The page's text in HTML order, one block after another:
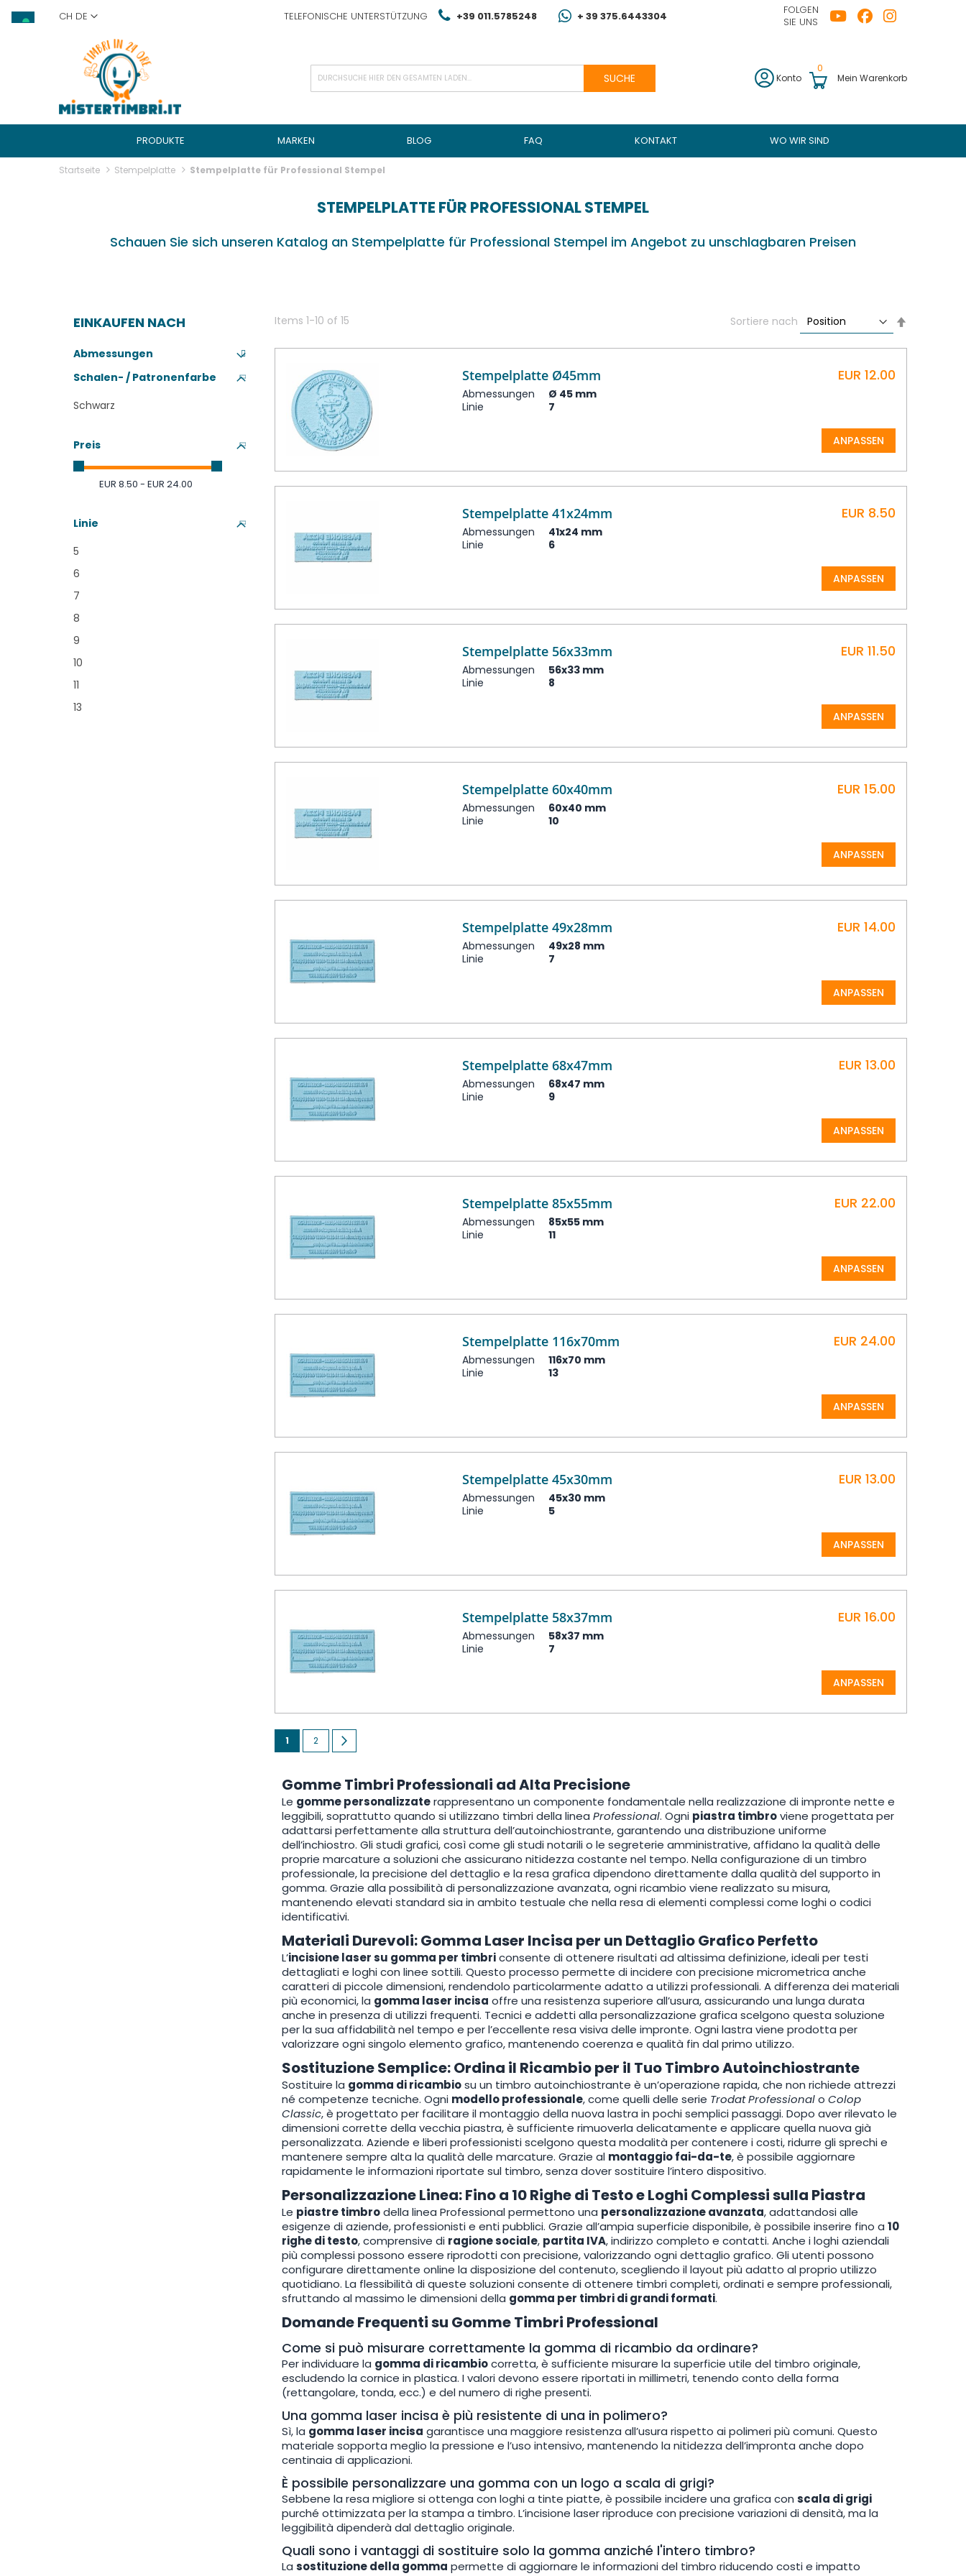
to
CH DE TELEFONISCHE UNTERSTÜTZUNG +39 011.5785248 + 39 375.6443304
FOLGEN
SIE UNS
SUCHE Konto Mein Warenkorb
0
PRODUKTE MARKEN BLOG FAQ KONTAKT WO WIR SIND
Startseite Stempelplatte Stempelplatte für Professional Stempel
STEMPELPLATTE FÜR PROFESSIONAL STEMPEL
Schauen Sie sich unseren Katalog an Stempelplatte für Professional Stempel im Angebot zu unschlagbaren Preisen
Items 1-10 of 15 Sortiere nach
Stempelplatte Ø45mm
Abmessungen
Ø 45 mm
Linie
7
EUR 12.00
ANPASSEN
Stempelplatte 41x24mm
Abmessungen
41x24 mm
Linie
6
EUR 8.50
ANPASSEN
Stempelplatte 56x33mm
Abmessungen
56x33 mm
Linie
8
EUR 11.50
ANPASSEN
Stempelplatte 60x40mm
Abmessungen
60x40 mm
Linie
10
EUR 15.00
ANPASSEN
Stempelplatte 49x28mm
Abmessungen
49x28 mm
Linie
7
EUR 14.00
ANPASSEN
Stempelplatte 68x47mm
Abmessungen
68x47 mm
Linie
9
EUR 13.00
ANPASSEN
Stempelplatte 85x55mm
Abmessungen
85x55 mm
Linie
11
EUR 22.00
ANPASSEN
Stempelplatte 116x70mm
Abmessungen
116x70 mm
Linie
13
EUR 24.00
ANPASSEN
Stempelplatte 45x30mm
Abmessungen
45x30 mm
Linie
5
EUR 13.00
ANPASSEN
Stempelplatte 58x37mm
Abmessungen
58x37 mm
Linie
7
EUR 16.00
ANPASSEN
Seite
You're currently reading page
1 Seite
2
Gomme Timbri Professionali ad Alta Precisione
Le gomme personalizzaterappresentano un componente fondamentale nella realizzazione di impronte nette e
leggibili, soprattutto quando si utilizzano timbri della linea Professional. Ogni piastra timbroviene progettata per
adattarsi perfettamente alla struttura dell’autoinchiostrante, garantendo una distribuzione uniforme
dell’inchiostro. Gli studi grafici, così come gli studi notarili o le segreterie amministrative, affidano la qualità delle
proprie marcature a soluzioni che assicurano nitidezza costante nel tempo. Nella configurazione di un timbro
professionale, la precisione del dettaglio e la resa grafica dipendono direttamente dalla qualità del supporto in
gomma. Grazie alla possibilità di personalizzazione avanzata, ogni ricambio viene realizzato su misura,
mantenendo elevati standard sia in ambito testuale che nella resa di elementi complessi come loghi o codici
identificativi.
Materiali Durevoli: Gomma Laser Incisa per un Dettaglio Grafico Perfetto
L’incisione laser su gomma per timbriconsente di ottenere risultati ad altissima definizione, ideali per testi
dettagliati e loghi con linee sottili. Questo processo permette di incidere con precisione micrometrica anche
caratteri di piccole dimensioni, rendendolo particolarmente adatto a utilizzi professionali. A differenza dei materiali
più economici, la gomma laser incisa offre una resistenza superiore all’usura, assicurando una lunga durata
anche in presenza di utilizzi frequenti. Tecnici e addetti alla personalizzazione grafica scelgono questa soluzione
per la sua affidabilità nel tempo e per l’eccellente resa visiva delle impronte. Ogni lastra viene prodotta per
valorizzare ogni singolo elemento grafico, mantenendo coerenza e qualità fin dal primo utilizzo.
Sostituzione Semplice: Ordina il Ricambio per il Tuo Timbro Autoinchiostrante
Sostituire la gomma di ricambiosu un timbro autoinchiostrante è un’operazione rapida, che non richiede attrezzi
né competenze tecniche. Ogni modello professionale, come quelli delle serie Trodat Professionalo Colop
Classic, è progettato per facilitare il montaggio della nuova lastra in pochi semplici passaggi. Dopo aver rilevato le
dimensioni corrette della vecchia piastra, è sufficiente rimuoverla delicatamente e applicare quella nuova già
personalizzata. Aziende e liberi professionisti scelgono questa modalità per contenere i costi, ridurre gli sprechi e
mantenere sempre alta la qualità delle marcature. Grazie al montaggio fai-da-te, è possibile aggiornare
rapidamente le informazioni riportate sul timbro, senza dover sostituire l’intero dispositivo.
Personalizzazione Linea: Fino a 10 Righe di Testo e Loghi Complessi sulla Piastra
Le piastre timbrodella linea Professional permettono una personalizzazione avanzata, adattandosi alle
esigenze di aziende, professionisti e enti pubblici. Grazie all’ampia superficie disponibile, è possibile inserire fino a 10
righe di testo, comprensive di ragione sociale, partita IVA, indirizzo completo e contatti. Anche i loghi aziendali
più complessi possono essere riprodotti con precisione, valorizzando ogni dettaglio grafico. Gli utenti possono
configurare direttamente online la disposizione del contenuto, scegliendo il layout più adatto al proprio utilizzo
quotidiano. La flessibilità di queste soluzioni consente di ottenere timbri completi, ordinati e sempre professionali,
sfruttando al massimo le dimensioni della gomma per timbri di grandi formati.
Domande Frequenti su Gomme Timbri Professional
Come si può misurare correttamente la gomma di ricambio da ordinare?
Per individuare la gomma di ricambiocorretta, è sufficiente misurare la superficie utile del timbro originale,
escludendo la cornice in plastica. I valori devono essere riportati in millimetri, tenendo conto della forma
(rettangolare, tonda, ecc.) e del numero di righe presenti.
Una gomma laser incisa è più resistente di una in polimero?
Sì, la gomma laser incisa garantisce una maggiore resistenza all’usura rispetto ai polimeri più comuni. Questo
materiale sopporta meglio la pressione e l’uso intensivo, mantenendo la nitidezza dell’impronta anche dopo
centinaia di applicazioni.
È possibile personalizzare una gomma con un logo a scala di grigi?
Sebbene la resa migliore si ottenga con loghi a tinte piatte, è possibile incidere una grafica con scala di grigi
purché ottimizzata per la stampa a timbro. L’incisione laser riproduce con precisione variazioni di densità, ma la
leggibilità dipenderà dal dettaglio originale.
Quali sono i vantaggi di sostituire solo la gomma anziché l'intero timbro?
La sostituzione della gomma permette di aggiornare le informazioni del timbro riducendo costi e impatto
EINKAUFEN NACH
Abmessungen
Schalen- / Patronenfarbe
Schwarz
Preis
EUR 8.50 - EUR 24.00
Linie
5
6
7
8
9
10
11
13